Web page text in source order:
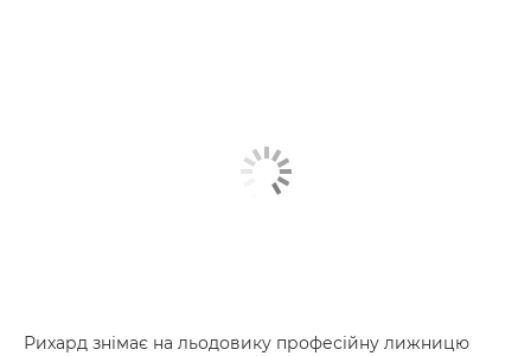
Рихард знімає на льодовику професійну лижницю